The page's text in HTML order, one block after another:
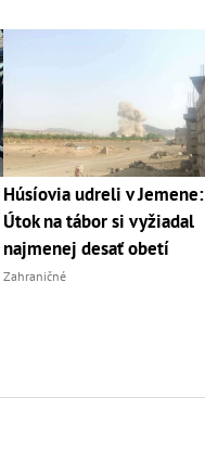
Húsíovia udreli v Jemene:
Útok na tábor si vyžiadal
najmenej desať obetí
Zahraničné